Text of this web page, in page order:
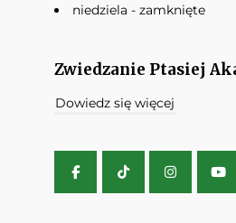
niedziela - zamknięte
Zwiedzanie Ptasiej
Dowiedz się więcej